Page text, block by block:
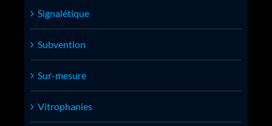
Signalétique
Subvention
Sur-mesure
Vitrophanies